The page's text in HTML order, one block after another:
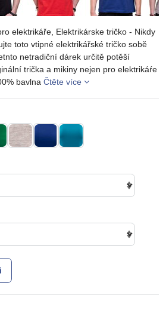
elektrikáře, Elektrikárske tričko - Nikdy
toto vtipné elektrikářské tričko sobě
netradiční dárek určitě potěší
trička a mikiny nejen pro elektrikáŕe
bavlna Čtěte více